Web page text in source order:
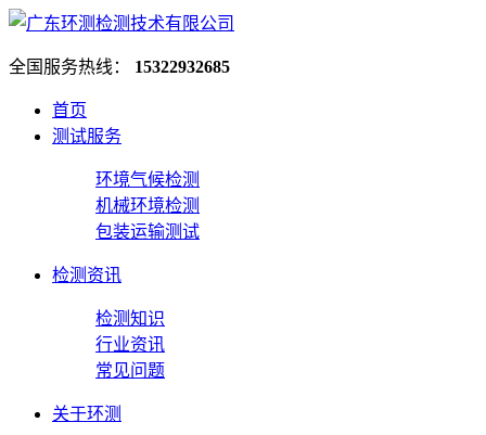
全国服务热线： 15322932685
首页
测试服务
环境气候检测
机械环境检测
包装运输测试
检测资讯
检测知识
行业资讯
常见问题
关于环测